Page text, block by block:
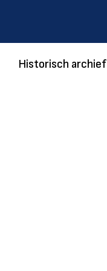
Historisch archief